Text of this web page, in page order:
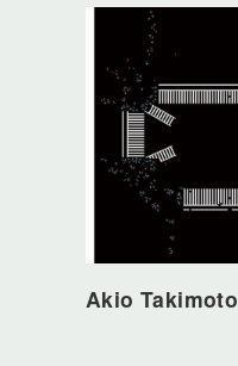
Akio Takimoto